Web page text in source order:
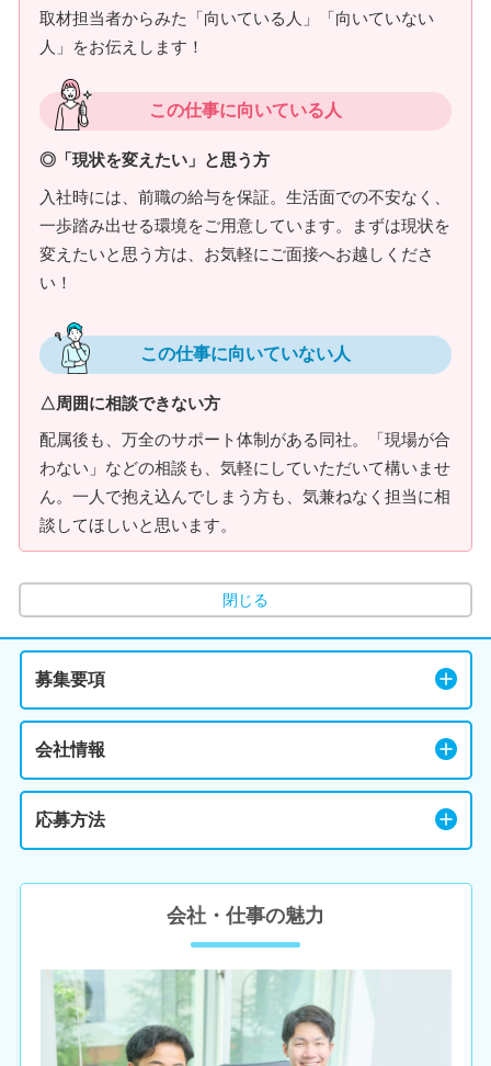
取材担当者からみた「向いている人」「向いていない
人」をお伝えします！
この仕事に向いている人
◎「現状を変えたい」と思う方
入社時には、前職の給与を保証。生活面での不安なく、
一歩踏み出せる環境をご用意しています。まずは現状を
変えたいと思う方は、お気軽にご面接へお越しくださ
い！
この仕事に向いていない人
△周囲に相談できない方
配属後も、万全のサポート体制がある同社。「現場が合
わない」などの相談も、気軽にしていただいて構いませ
ん。一人で抱え込んでしまう方も、気兼ねなく担当に相
談してほしいと思います。
閉じる
募集要項
会社情報
応募方法
会社・仕事の魅力